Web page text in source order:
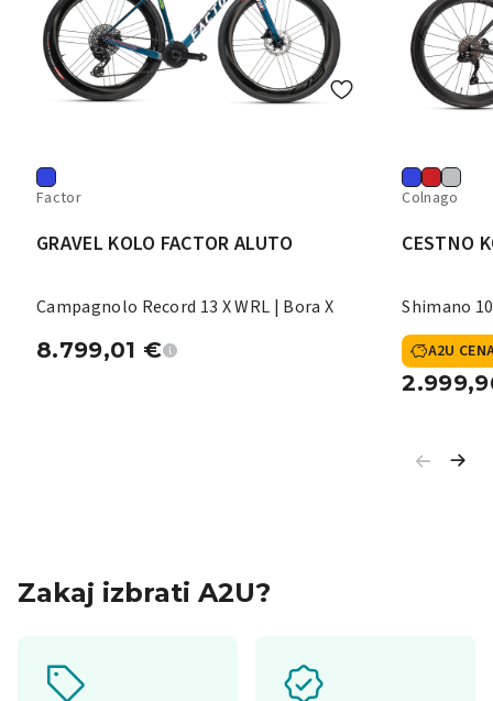
Factor
GRAVEL KOLO FACTOR ALUTO
Campagnolo Record 13 X WRL | Bora X
8.799,01 €
Colnago
CESTNO
Shimano
A2U
Zakaj izbrati A2U?